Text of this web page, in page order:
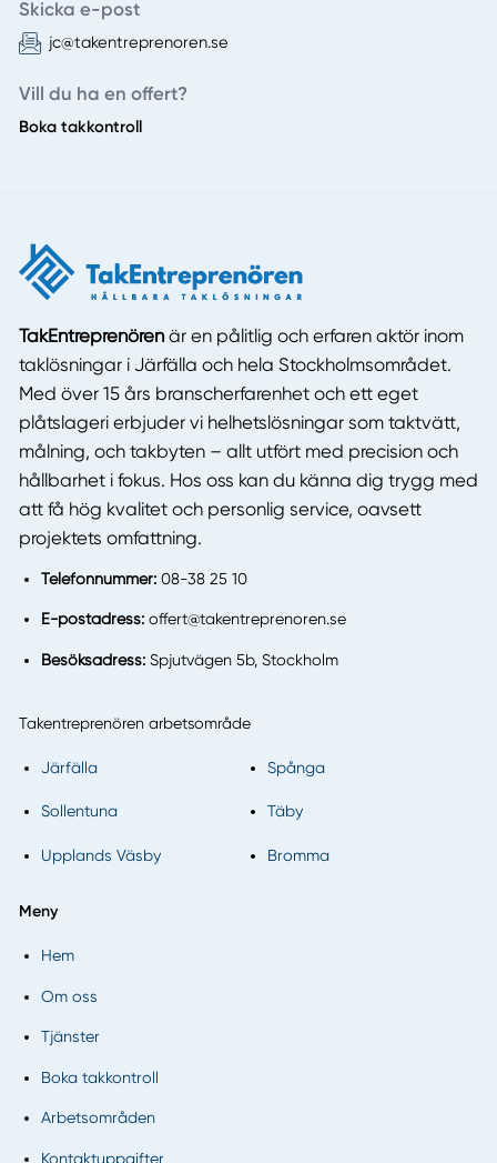
Skicka e-post
jc@takentreprenoren.se
Vill du ha en offert?
Boka takkontroll
TakEntreprenörenär en pålitlig och erfaren aktör inom
taklösningar i Järfälla och hela Stockholmsområdet.
Med över 15 års branscherfarenhet och ett eget
plåtslageri erbjuder vi helhetslösningar som taktvätt,
målning, och takbyten – allt utfört med precision och
hållbarhet i fokus. Hos oss kan du känna dig trygg med
att få hög kvalitet och personlig service, oavsett
projektets omfattning.
Telefonnummer: 08-38 25 10
E-postadress: offert@takentreprenoren.se
Besöksadress: Spjutvägen 5b, Stockholm
Takentreprenören arbetsområde
Järfälla Spånga
Sollentuna Täby
Upplands Väsby Bromma
Meny
Hem
Om oss
Tjänster
Boka takkontroll
Arbetsområden
Kontaktuppgifter